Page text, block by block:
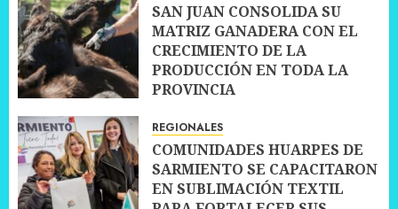
SAN JUAN CONSOLIDA SU
MATRIZ GANADERA CON EL
CRECIMIENTO DE LA
PRODUCCIÓN EN TODA LA
PROVINCIA
REGIONALES
COMUNIDADES HUARPES DE
SARMIENTO SE CAPACITARON
EN SUBLIMACIÓN TEXTIL